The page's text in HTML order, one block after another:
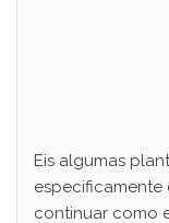
Eis algumas
especificamente
continuar como